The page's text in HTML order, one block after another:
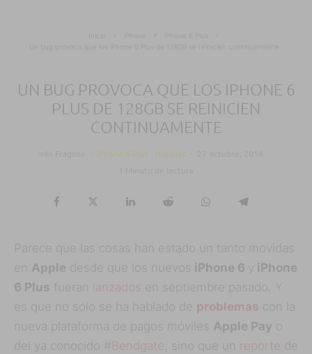
Un bug provoca que los iPhone 6 Plus de 128GB se reinicien continuamente
UN BUG PROVOCA QUE LOS IPHONE 6
PLUS DE 128GB SE REINICIEN
CONTINUAMENTE
iPhone 6 Plus Noticias
Parece que las cosas han estado un tanto movidas
en Apple desde que los nuevos iPhone 6 y iPhone
6 Plus fueran lanzados en septiembre pasado. Y
es que no sólo se ha hablado de problemas con la
nueva plataforma de pagos móviles Apple Pay o
del ya conocido #Bendgate, sino que un reporte de